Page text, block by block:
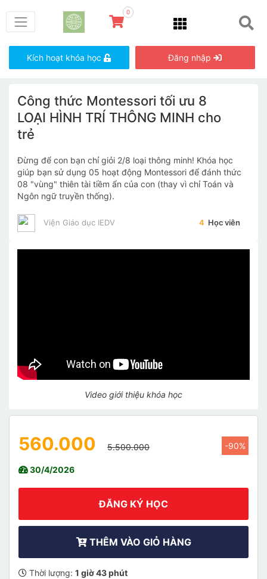
0
Kích hoạt khóa học Đăng nhập
Công thức Montessori tối ưu 8
LOẠI HÌNH TRÍ THÔNG MINH cho
trẻ
Đừng để con bạn chỉ giỏi 2/8 loại thông minh! Khóa học
giúp bạn sử dụng 05 hoạt động Montessori để đánh thức
08 "vùng" thiên tài tiềm ẩn của con (thay vì chỉ Toán và
Ngôn ngữ truyền thống).
Viện Giáo dục IEDV 4 Học viên
Video giới thiệu khóa học
560.000 5.500.000 -90%
30/4/2026
ĐĂNG KÝ HỌC
THÊM VÀO GIỎ HÀNG
Thời lượng: 1 giờ 43 phút